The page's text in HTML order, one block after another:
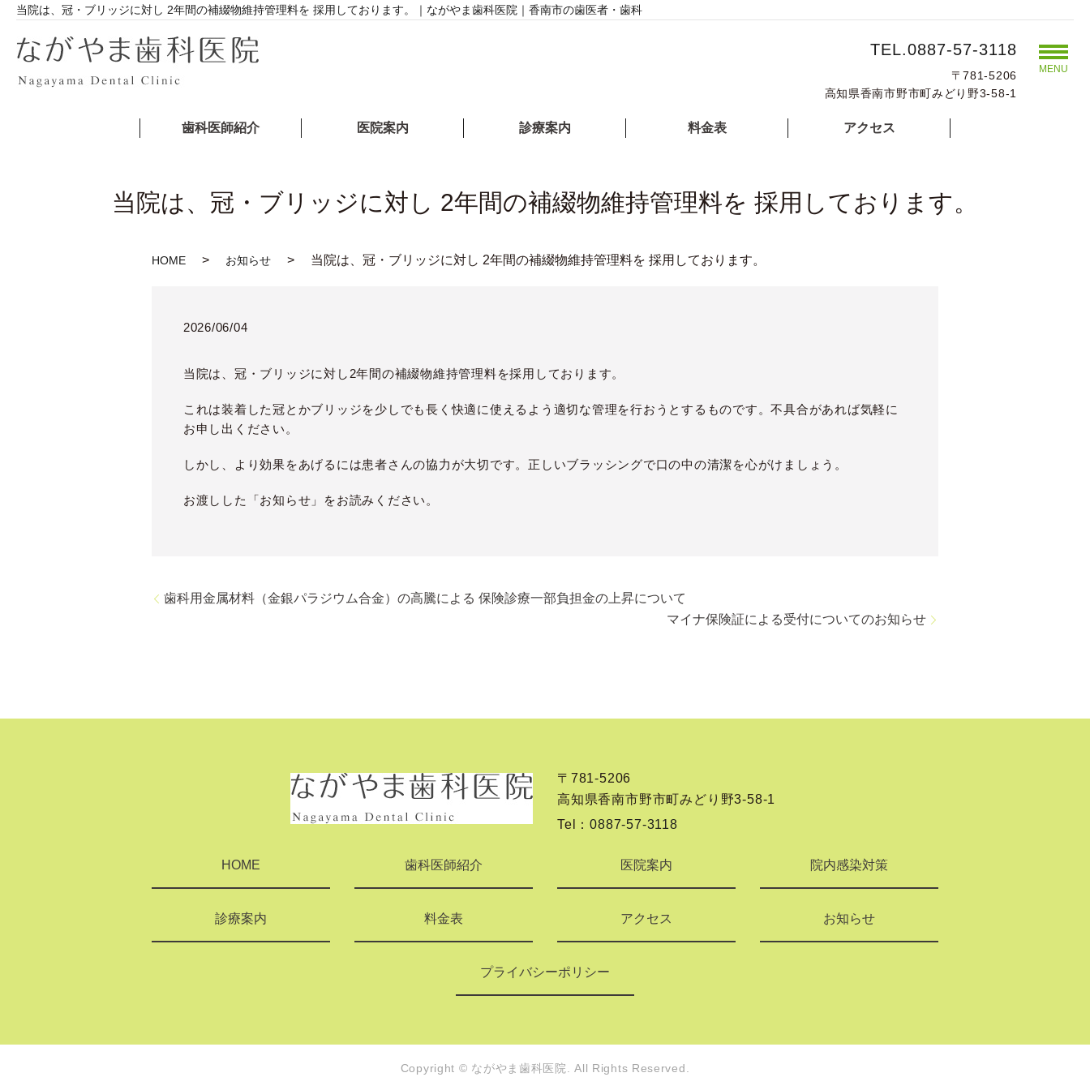
当院は、冠・ブリッジに対し 2年間の補綴物維持管理料を 採用しております。｜ながやま歯科医院｜香南市の歯医者・歯科
TEL.0887-57-3118
〒781-5206
高知県香南市野市町みどり野3-58-1
MENU
歯科医師紹介 医院案内 診療案内 料金表 アクセス
当院は、冠・ブリッジに対し 2年間の補綴物維持管理料を 採用しております。
HOME お知らせ 当院は、冠・ブリッジに対し 2年間の補綴物維持管理料を 採用しております。
2026/06/04
当院は、冠・ブリッジに対し2年間の補綴物維持管理料を採用しております。
これは装着した冠とかブリッジを少しでも長く快適に使えるよう適切な管理を行おうとするものです。不具合があれば気軽に
お申し出ください。
しかし、より効果をあげるには患者さんの協力が大切です。正しいブラッシングで口の中の清潔を心がけましょう。
お渡しした「お知らせ」をお読みください。
歯科用金属材料（金銀パラジウム合金）の高騰による 保険診療一部負担金の上昇について
マイナ保険証による受付についてのお知らせ
〒781-5206
高知県香南市野市町みどり野3-58-1
Tel：0887-57-3118
HOME 歯科医師紹介 医院案内 院内感染対策
診療案内 料金表 アクセス お知らせ
プライバシーポリシー
Copyright © ながやま歯科医院.All Rights Reserved.